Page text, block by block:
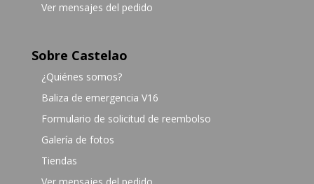
Ver mensajes del pedido
Sobre Castelao
¿Quiénes somos?
Baliza de emergencia V16
Formulario de solicitud de reembolso
Galería de fotos
Tiendas